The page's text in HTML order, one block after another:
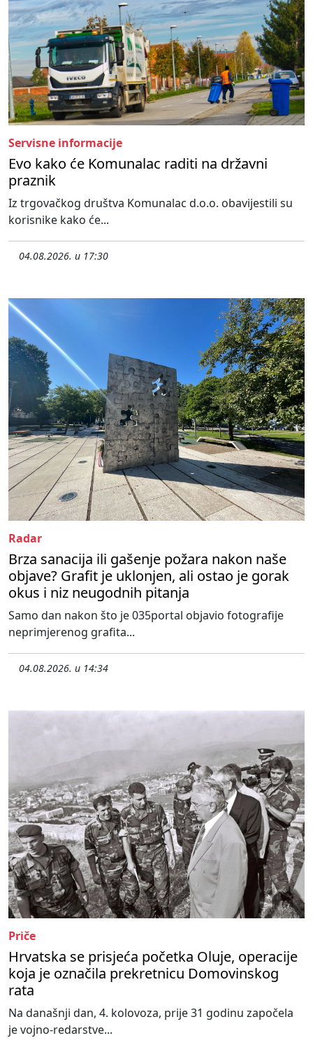
Servisne informacije
Evo kako će Komunalac raditi na državni
praznik
Iz trgovačkog društva Komunalac d.o.o. obavijestili su
korisnike kako će...
04.08.2026. u 17:30
Radar
Brza sanacija ili gašenje požara nakon naše
objave? Grafit je uklonjen, ali ostao je gorak
okus i niz neugodnih pitanja
Samo dan nakon što je 035portal objavio fotografije
neprimjerenog grafita...
04.08.2026. u 14:34
Priče
Hrvatska se prisjeća početka Oluje, operacije
koja je označila prekretnicu Domovinskog
rata
Na današnji dan, 4. kolovoza, prije 31 godinu započela
je vojno-redarstve...